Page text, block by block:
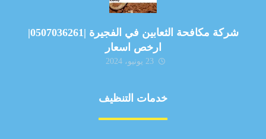
شركة مكافحة الثعابين في الفجيرة |0507036261|
ارخص اسعار
23 يونيو، 2024
خدمات التنظيف